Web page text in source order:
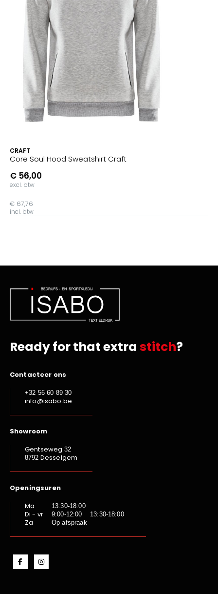
CRAFT
Core Soul Hood Sweatshirt Craft
€ 56,00
excl. btw
€ 67,76
incl. btw
Ready for that extra stitch?
Contacteer ons
+32 56 60 89 30
info@isabo.be
Showroom
Gentseweg 32
8792 Desselgem
Openingsuren
Ma
13:30-18:00
Di - vr 9:00-12:00 13:30-18:00
Za Op afspraak